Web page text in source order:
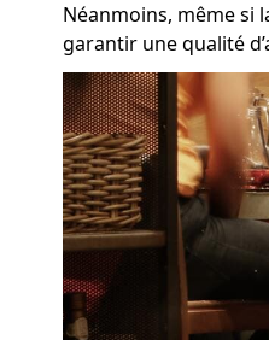
Néanmoins, même si
garantir une qualité